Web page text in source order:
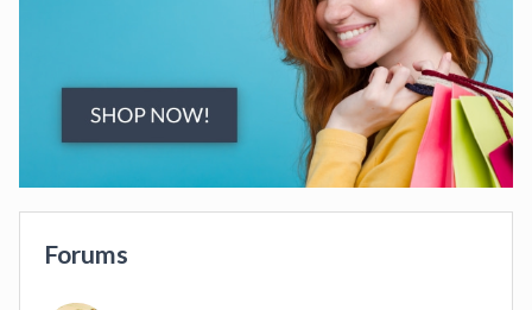
Forums